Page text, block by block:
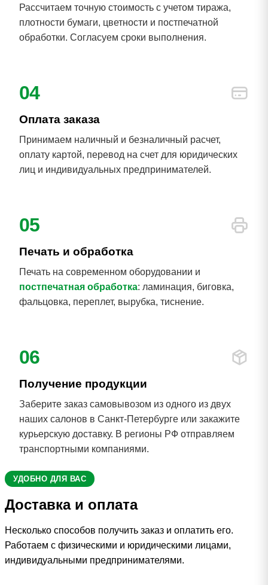
Рассчитаем точную стоимость с учетом тиража,
плотности бумаги, цветности и постпечатной
обработки. Согласуем сроки выполнения.
04
Оплата заказа
Принимаем наличный и безналичный расчет,
оплату картой, перевод на счет для юридических
лиц и индивидуальных предпринимателей.
05
Печать и обработка
Печать на современном оборудовании и
постпечатная обработка: ламинация, биговка,
фальцовка, переплет, вырубка, тиснение.
06
Получение продукции
Заберите заказ самовывозом из одного из двух
наших салонов в Санкт-Петербурге или закажите
курьерскую доставку. В регионы РФ отправляем
транспортными компаниями.
УДОБНО ДЛЯ ВАС
Доставка и оплата
Несколько способов получить заказ и оплатить его.
Работаем с физическими и юридическими лицами,
индивидуальными предпринимателями.